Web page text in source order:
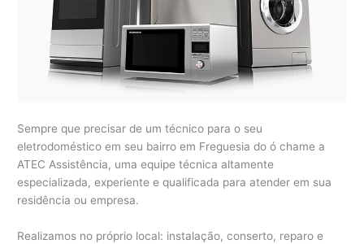
Sempre que precisar de um técnico para o seu
eletrodoméstico em seu bairro em Freguesia do ó chame a
ATEC Assistência, uma equipe técnica altamente
especializada, experiente e qualificada para atender em sua
residência ou empresa.
Realizamos no próprio local: instalação, conserto, reparo e